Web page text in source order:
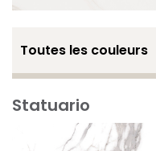
Toutes les couleurs
Statuario